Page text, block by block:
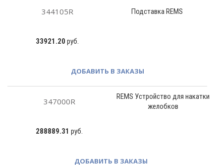
344105R Подставка REMS
33921.20 руб.
ДОБАВИТЬ В ЗАКАЗЫ
347000R
REMS Устройство для накатки
желобков
288889.31 руб.
ДОБАВИТЬ В ЗАКАЗЫ